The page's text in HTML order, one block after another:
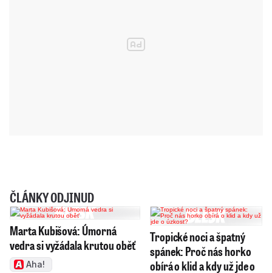
ČLÁNKY ODJINUD
Marta Kubišová: Úmorná
vedra si vyžádala krutou oběť
Aha!
Tropické noci a špatný
spánek: Proč nás horko
obírá o klid a kdy už jde o